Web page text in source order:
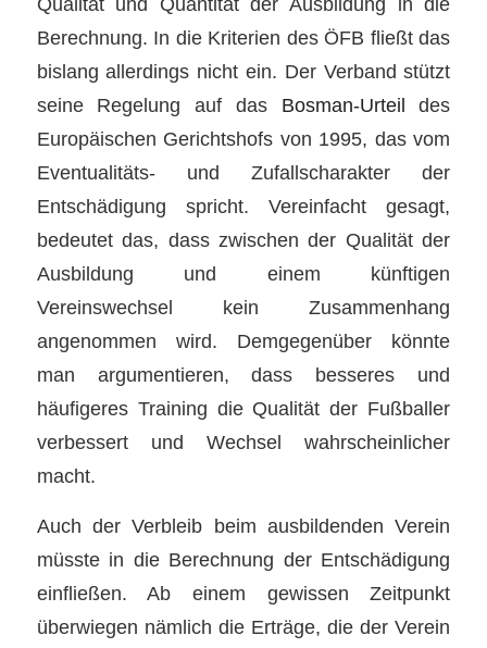
Berechnung. In die Kriterien des ÖFB fließt das
bislang allerdings nicht ein. Der Verband stützt
seine Regelung auf das Bosman-Urteil des
Europäischen Gerichtshofs von 1995, das vom
Eventualitäts- und Zufallscharakter der
Entschädigung spricht. Vereinfacht gesagt,
bedeutet das, dass zwischen der Qualität der
Ausbildung und einem künftigen
Vereinswechsel kein Zusammenhang
angenommen wird. Demgegenüber könnte
man argumentieren, dass besseres und
häufigeres Training die Qualität der Fußballer
verbessert und Wechsel wahrscheinlicher
macht.
Auch der Verbleib beim ausbildenden Verein
müsste in die Berechnung der Entschädigung
einfließen. Ab einem gewissen Zeitpunkt
überwiegen nämlich die Erträge, die der Verein